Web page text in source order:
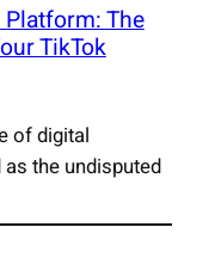
The
TikTok
of digital
the undisputed